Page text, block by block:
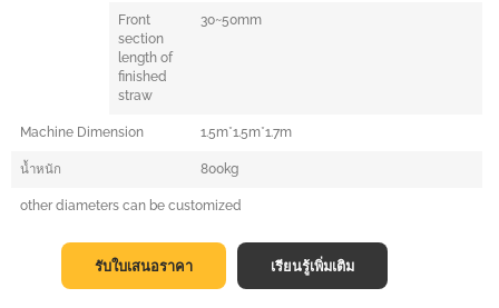
Front
section
length of
finished
straw
30~50mm
Machine Dimension 1.5m*1.5m*1.7m
น้ำหนัก 800kg
other diameters can be customized
รับใบเสนอราคา เรียนรู้เพิ่มเติม